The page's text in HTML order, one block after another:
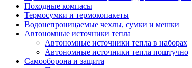
Походные компасы
Термосумки и термокопакеты
Водонепроницаемые чехлы, сумки и мешки
Автономные источники тепла
Автономные источники тепла в наборах
Автономные источники тепла поштучно
Самооборона и защита